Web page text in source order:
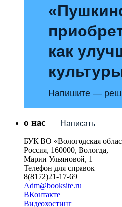
как
Напишите —
Написать
о нас
БУК ВО «Вологодская
Россия, 160000, Вологда,
Марии Ульяновой, 1
Телефон для справок –
8(8172)21-17-69
Adm@booksite.ru
ВКонтакте
Видеохостинг